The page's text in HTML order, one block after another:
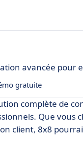
avancée pour
gratuite
complète de
Que
client, 8x8